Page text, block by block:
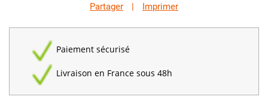
Partager | Imprimer
Paiement sécurisé
Livraison en France sous 48h